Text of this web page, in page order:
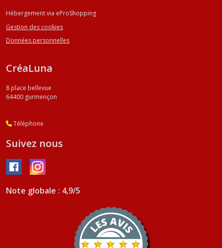
Hébergement via eProShopping
Gestion des cookies
Données personnelles
CréaLuna
8 place bellevue
64400 gurmençon
Téléphone
Suivez nous
Note globale : 4,9/5